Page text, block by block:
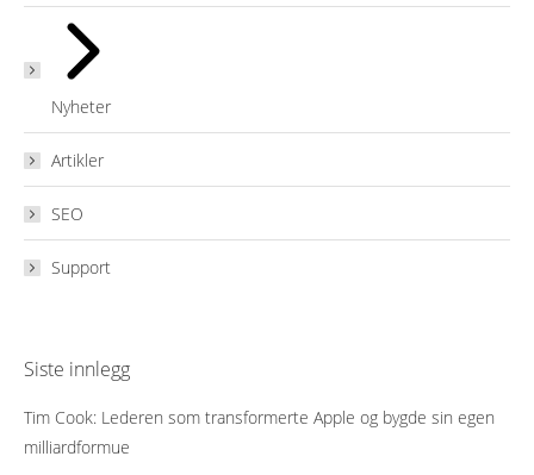
Nyheter
Artikler
SEO
Support
Siste innlegg
Tim Cook: Lederen som transformerte Apple og bygde sin egen
milliardformue